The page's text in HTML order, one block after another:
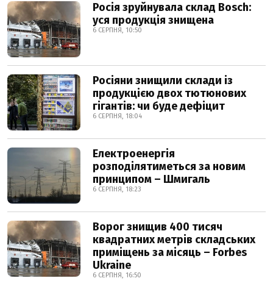
Росія зруйнувала склад Bosch:
уся продукція знищена
6 СЕРПНЯ, 10:50
Росіяни знищили склади із
продукцією двох тютюнових
гігантів: чи буде дефіцит
6 СЕРПНЯ, 18:04
Електроенергія
розподілятиметься за новим
принципом – Шмигаль
6 СЕРПНЯ, 18:23
Ворог знищив 400 тисяч
квадратних метрів складських
приміщень за місяць – Forbes
Ukraine
6 СЕРПНЯ, 16:50